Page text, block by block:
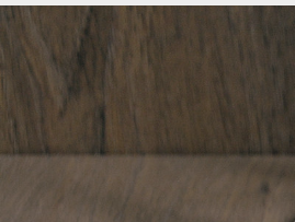
sadržaj